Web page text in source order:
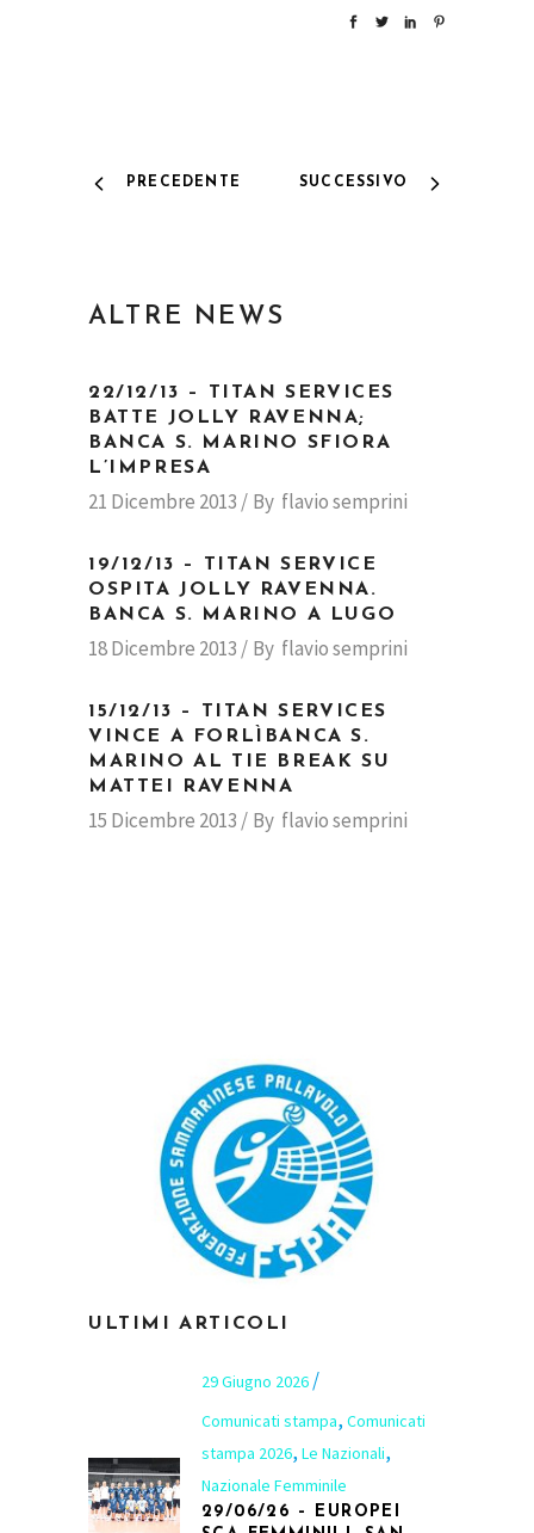
PRECEDENTE SUCCESSIVO
ALTRE NEWS
22/12/13 – TITAN SERVICES
BATTE JOLLY RAVENNA;
BANCA S. MARINO SFIORA
L’IMPRESA
21 Dicembre 2013 By flavio semprini
19/12/13 – TITAN SERVICE
OSPITA JOLLY RAVENNA.
BANCA S. MARINO A LUGO
18 Dicembre 2013 By flavio semprini
15/12/13 – TITAN SERVICES
VINCE A FORLÌBANCA S.
MARINO AL TIE BREAK SU
MATTEI RAVENNA
15 Dicembre 2013 By flavio semprini
ULTIMI ARTICOLI
29 Giugno 2026
Comunicati stampa, Comunicati
stampa 2026, Le Nazionali,
Nazionale Femminile
29/06/26 – EUROPEI